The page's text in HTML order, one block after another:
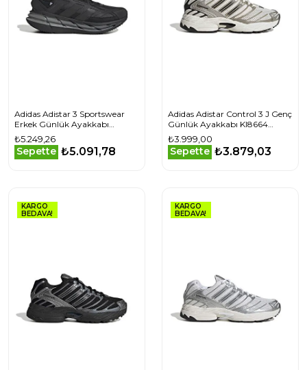
Adidas Adistar 3 Sportswear
Erkek Günlük Ayakkabı
JP7386 Renkli
₺5.249,26
Sepette ₺5.091,78
Adidas Adistar Control 3 J Genç
Günlük Ayakkabı KI8664
Beyaz
₺3.999,00
Sepette ₺3.879,03
KARGO
BEDAVA!
KARGO
BEDAVA!